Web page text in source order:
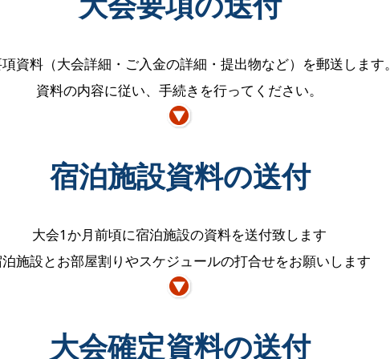
資料（大会詳細・ご入金の詳細・提出物など）を郵送します。
資料の内容に従い、手続きを行ってください。
宿泊施設資料の送付
大会1か月前頃に宿泊施設の資料を送付致します
施設とお部屋割りやスケジュールの打合せをお願いします
大会確定資料の送付